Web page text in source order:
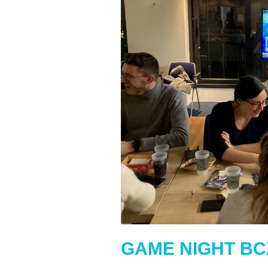
GAME NIGHT